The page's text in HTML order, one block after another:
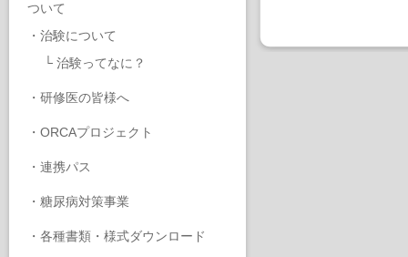
ついて
・ 治験について
└ 治験ってなに？
・ 研修医の皆様へ
・ ORCAプロジェクト
・ 連携パス
・ 糖尿病対策事業
・ 各種書類・様式ダウンロード